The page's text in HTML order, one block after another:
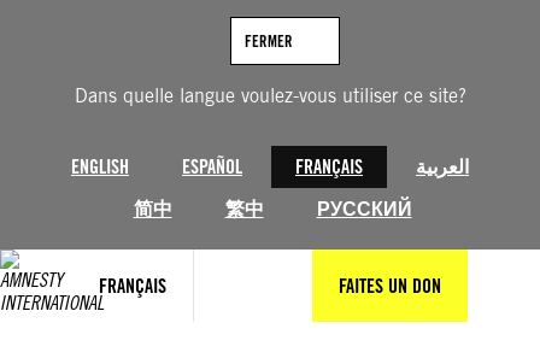
Dans quelle langue voulez-vous utiliser ce site?
ENGLISH ESPAÑOL FRANÇAIS
العربية
简中
繁中 РУССКИЙ
FERMER
FRANÇAIS FAITES UN DON